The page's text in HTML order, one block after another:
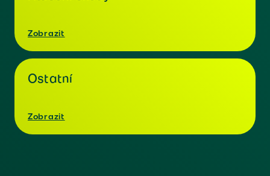
Zobrazit
Ostatní
Zobrazit